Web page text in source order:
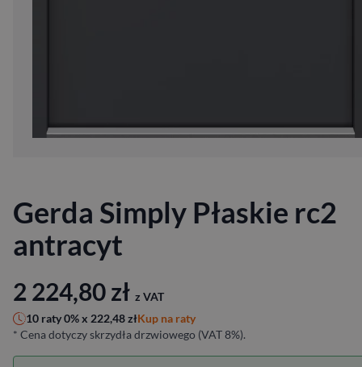
Gerda Simply Płaskie rc2
antracyt
2 224,80zł z VAT
10 raty 0% x 222,48złKup na raty
* Cena dotyczy skrzydła drzwiowego (VAT 8%).